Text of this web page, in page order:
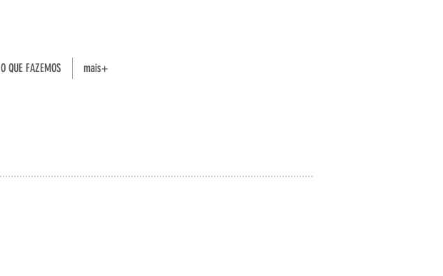
O QUE FAZEMOS mais+